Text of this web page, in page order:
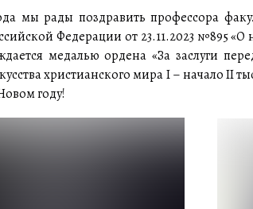
мы рады поздравить профессора
Федерации от 23.11.2023 №895
медалью ордена «За заслуги
христианского мира I – начало
году!